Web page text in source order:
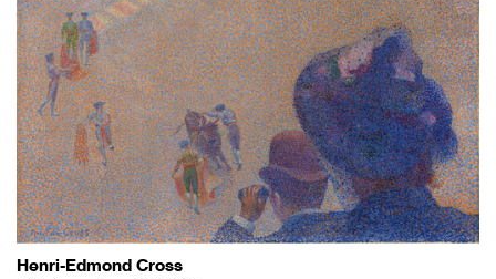
Henri-Edmond Cross